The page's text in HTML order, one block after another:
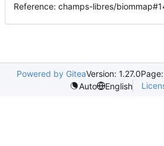
Reference: champs-libres/
Powered by GiteaVersion: 1.27.0Page:
Auto
English